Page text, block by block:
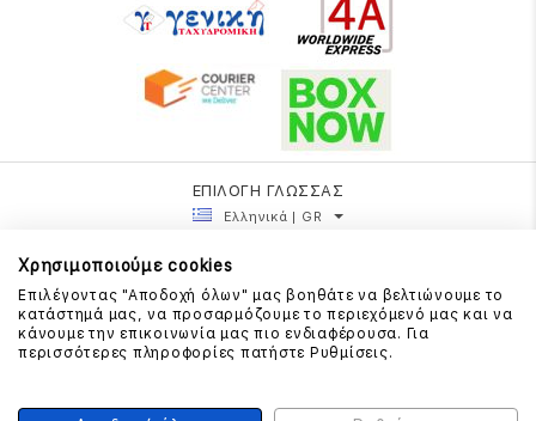
ΕΠΙΛΟΓΗ ΓΛΩΣΣΑΣ
Ελληνικά | GR
Χρησιμοποιούμε cookies
Επιλέγοντας "Αποδοχή όλων" μας βοηθάτε να βελτιώνουμε το
κατάστημά μας, να προσαρμόζουμε το περιεχόμενό μας και να
κάνουμε την επικοινωνία μας πιο ενδιαφέρουσα. Για
περισσότερες πληροφορίες πατήστε Ρυθμίσεις.